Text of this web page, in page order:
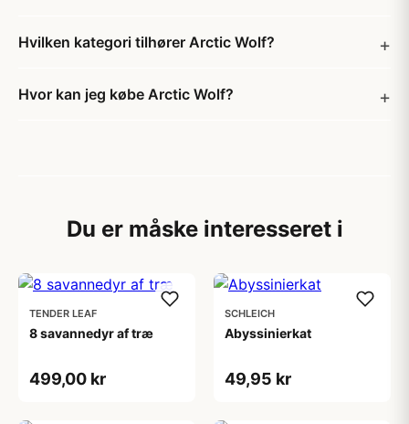
Hvilken kategori tilhører Arctic Wolf?
Hvor kan jeg købe Arctic Wolf?
Du er måske interesseret i
TENDER LEAF
8 savannedyr af træ
499,00 kr
SCHLEICH
Abyssinierkat
49,95 kr